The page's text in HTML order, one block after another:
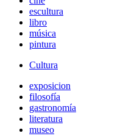
escultura
libro
música
pintura
Cultura
exposicion
filosofía
gastronomía
literatura
museo